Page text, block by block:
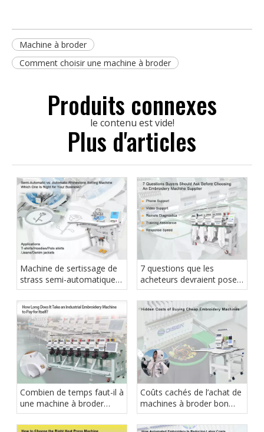
Machine à broder
Comment choisir une machine à broder
Produits connexes
le contenu est vide!
Plus d'articles
Machine de sertissage de
strass semi-automatique
ou automatique : laquelle
convient le mieux à votre
entreprise ?
7 questions que les
acheteurs devraient poser
avant de choisir un
fournisseur de machines à
broder
Combien de temps faut-il à
une machine à broder
industrielle pour
s’autofinancer ?
Coûts cachés de l’achat de
machines à broder bon
marché